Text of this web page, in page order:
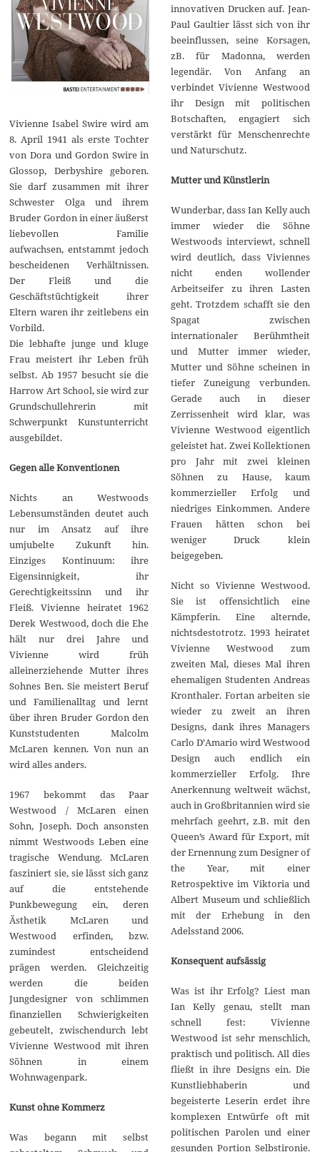
Vivienne Isabel Swire wird am
8. April 1941 als erste Tochter
von Dora und Gordon Swire in
Glossop, Derbyshire geboren.
Sie darf zusammen mit ihrer
Schwester Olga und ihrem
Bruder Gordon in einer äußerst
liebevollen Familie
aufwachsen, entstammt jedoch
bescheidenen Verhältnissen.
Der Fleiß und die
Geschäftstüchtigkeit ihrer
Eltern waren ihr zeitlebens ein
Vorbild.
Die lebhafte junge und kluge
Frau meistert ihr Leben früh
selbst. Ab 1957 besucht sie die
Harrow Art School, sie wird zur
Grundschullehrerin mit
Schwerpunkt Kunstunterricht
ausgebildet.
Gegen alle Konventionen
Nichts an Westwoods
Lebensumständen deutet auch
nur im Ansatz auf ihre
umjubelte Zukunft hin.
Einziges Kontinuum: ihre
Eigensinnigkeit, ihr
Gerechtigkeitssinn und ihr
Fleiß. Vivienne heiratet 1962
Derek Westwood, doch die Ehe
hält nur drei Jahre und
Vivienne wird früh
alleinerziehende Mutter ihres
Sohnes Ben. Sie meistert Beruf
und Familienalltag und lernt
über ihren Bruder Gordon den
Kunststudenten Malcolm
McLaren kennen. Von nun an
wird alles anders.
1967 bekommt das Paar
Westwood / McLaren einen
Sohn, Joseph. Doch ansonsten
nimmt Westwoods Leben eine
tragische Wendung. McLaren
fasziniert sie, sie lässt sich ganz
auf die entstehende
Punkbewegung ein, deren
Ästhetik McLaren und
Westwood erfinden, bzw.
zumindest entscheidend
prägen werden. Gleichzeitig
werden die beiden
Jungdesigner von schlimmen
finanziellen Schwierigkeiten
gebeutelt, zwischendurch lebt
Vivienne Westwood mit ihren
Söhnen in einem
Wohnwagenpark.
Kunst ohne Kommerz
Was begann mit selbst
innovativen Drucken auf. Jean-
Paul Gaultier lässt sich von ihr
beeinflussen, seine Korsagen,
zB. für Madonna, werden
legendär. Von Anfang an
verbindet Vivienne Westwood
ihr Design mit politischen
Botschaften, engagiert sich
verstärkt für Menschenrechte
und Naturschutz.
Mutter und Künstlerin
Wunderbar, dass Ian Kelly auch
immer wieder die Söhne
Westwoods interviewt, schnell
wird deutlich, dass Viviennes
nicht enden wollender
Arbeitseifer zu ihren Lasten
geht. Trotzdem schafft sie den
Spagat zwischen
internationaler Berühmtheit
und Mutter immer wieder,
Mutter und Söhne scheinen in
tiefer Zuneigung verbunden.
Gerade auch in dieser
Zerrissenheit wird klar, was
Vivienne Westwood eigentlich
geleistet hat. Zwei Kollektionen
pro Jahr mit zwei kleinen
Söhnen zu Hause, kaum
kommerzieller Erfolg und
niedriges Einkommen. Andere
Frauen hätten schon bei
weniger Druck klein
beigegeben.
Nicht so Vivienne Westwood.
Sie ist offensichtlich eine
Kämpferin. Eine alternde,
nichtsdestotrotz. 1993 heiratet
Vivienne Westwood zum
zweiten Mal, dieses Mal ihren
ehemaligen Studenten Andreas
Kronthaler. Fortan arbeiten sie
wieder zu zweit an ihren
Designs, dank ihres Managers
Carlo D’Amario wird Westwood
Design auch endlich ein
kommerzieller Erfolg. Ihre
Anerkennung weltweit wächst,
auch in Großbritannien wird sie
mehrfach geehrt, z.B. mit den
Queen’s Award für Export, mit
der Ernennung zum Designer of
the Year, mit einer
Retrospektive im Viktoria und
Albert Museum und schließlich
mit der Erhebung in den
Adelsstand 2006.
Konsequent aufsässig
Was ist ihr Erfolg? Liest man
Ian Kelly genau, stellt man
schnell fest: Vivienne
Westwood ist sehr menschlich,
praktisch und politisch. All dies
fließt in ihre Designs ein. Die
Kunstliebhaberin und
begeisterte Leserin erdet ihre
komplexen Entwürfe oft mit
politischen Parolen und einer
gesunden Portion Selbstironie.